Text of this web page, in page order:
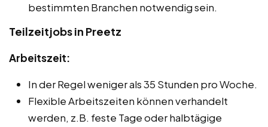
bestimmten Branchen notwendig sein.
Teilzeitjobs in Preetz
Arbeitszeit:
In der Regel weniger als 35 Stunden pro Woche.
Flexible Arbeitszeiten können verhandelt
werden, z.B. feste Tage oder halbtägige